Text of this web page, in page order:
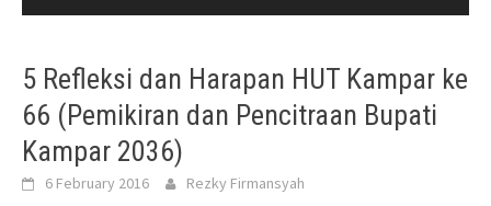
5 Refleksi dan Harapan HUT Kampar ke
66 (Pemikiran dan Pencitraan Bupati
Kampar 2036)
6 February 2016 Rezky Firmansyah